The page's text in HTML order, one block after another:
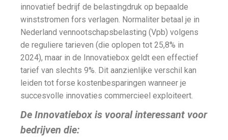
innovatief bedrijf de belastingdruk op bepaalde
winststromen fors verlagen. Normaliter betaal je in
Nederland vennootschapsbelasting (Vpb) volgens
de reguliere tarieven (die oplopen tot 25,8% in
2024), maar in de Innovatiebox geldt een effectief
tarief van slechts 9%. Dit aanzienlijke verschil kan
leiden tot forse kostenbesparingen wanneer je
succesvolle innovaties commercieel exploiteert.
De Innovatiebox is vooral interessant voor
bedrijven die: